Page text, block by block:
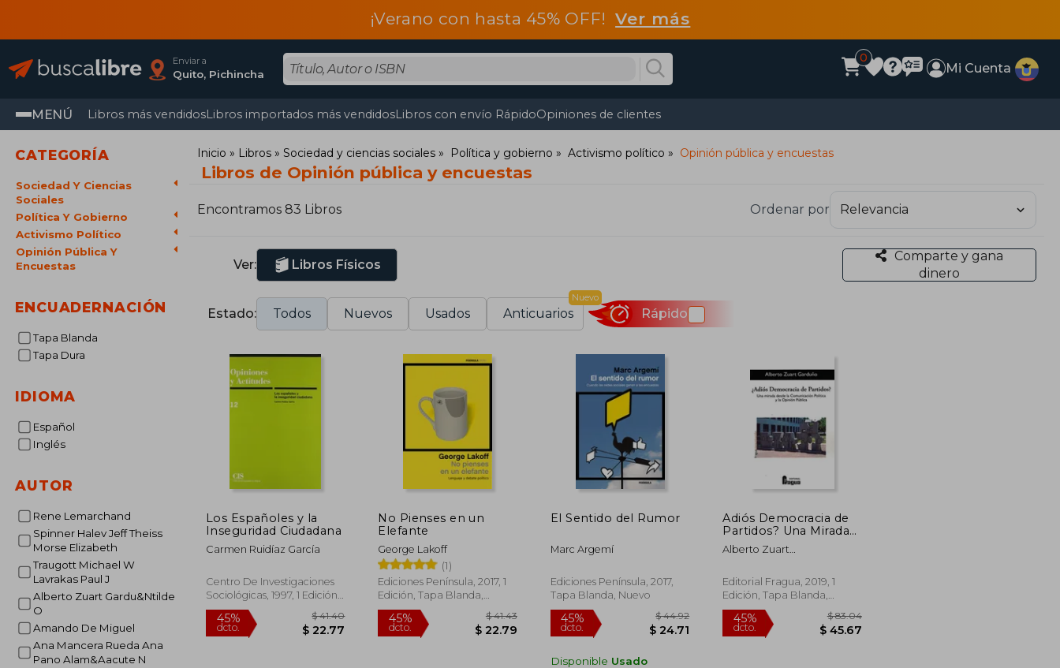
¡Verano con hasta 45% OFF!Ver más
Enviar a
Quito, Pichincha
0
Mi Cuenta
MENÚ Libros más vendidosLibros importados más vendidosLibros con envío RápidoOpiniones de clientes
CATEGORÍA
Sociedad Y Ciencias
Sociales
Política Y Gobierno
Activismo Político
Opinión Pública Y
Encuestas
ENCUADERNACIÓN
Tapa Blanda
Tapa Dura
IDIOMA
Español
Inglés
AUTOR
Rene Lemarchand
Spinner Halev Jeff Theiss
Morse Elizabeth
Traugott Michael W
Lavrakas Paul J
Alberto Zuart Gardu&Ntilde
O
Amando De Miguel
Ana Mancera Rueda Ana
Pano Alam&Aacute N
Inicio Libros Sociedad y ciencias sociales Política y gobierno Activismo político Opinión pública y encuestas
Libros de Opinión pública y encuestas
Encontramos 83 Libros Ordenar por
Ver: Libros Físicos
Comparte y gana
dinero
Estado: Todos Nuevos Usados Anticuarios
Nuevo
Rápido
Los Españoles y la
Inseguridad Ciudadana
Carmen Ruidíaz García
Centro De Investigaciones
Sociológicas, 1997, 1 Edición,
Tapa Blanda, Nuevo
No Pienses en un
Elefante
George Lakoff
(1)
Ediciones Península, 2017, 1
Edición, Tapa Blanda,
Nuevo
El Sentido del Rumor
Marc Argemí
Ediciones Península, 2017,
Tapa Blanda, Nuevo
Disponible Usado
Adiós Democracia de
Partidos? Una Mirada
Desde la
Comunicación Política
Alberto Zuart
Editorial Fragua, 2019, 1
Edición, Tapa Blanda,
Nuevo